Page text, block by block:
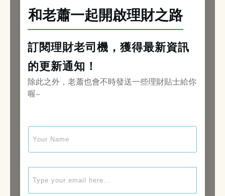
和老蕭一起開啟理財之路
訂閱理財老司機，獲得最新資訊
的更新通知！
除此之外，老蕭也會不時發送一些理財貼士給你
喔~